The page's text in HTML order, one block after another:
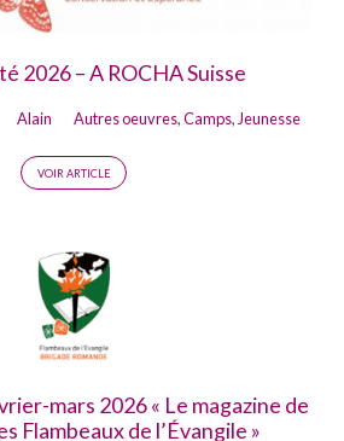
2026 – A ROCHA Suisse
Alain Autres oeuvres,Camps, Jeunesse
VOIR ARTICLE
mars 2026 « Le magazine de
Flambeaux de l’Évangile »